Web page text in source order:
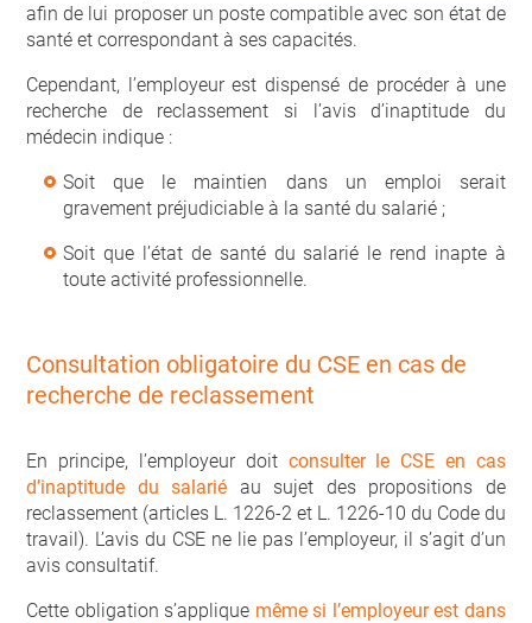
afin de lui proposer un poste compatible avec son état de
santé et correspondant à ses capacités.
Cependant, l’employeur est dispensé de procéder à une
recherche de reclassement si l’avis d’inaptitude du
médecin indique :
Soit que le maintien dans un emploi serait
gravement préjudiciable à la santé du salarié ;
Soit que l’état de santé du salarié le rend inapte à
toute activité professionnelle.
Consultation obligatoire du CSE en cas de
recherche de reclassement
En principe, l’employeur doit consulter le CSE en cas
d’inaptitude du salarié au sujet des propositions de
reclassement (articles L. 1226-2 et L. 1226-10 du Code du
travail). L’avis du CSE ne lie pas l’employeur, il s’agit d’un
avis consultatif.
Cette obligation s’applique même si l’employeur est dans